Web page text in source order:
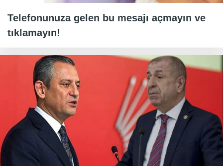
Telefonunuza gelen bu mesajı açmayın ve
tıklamayın!